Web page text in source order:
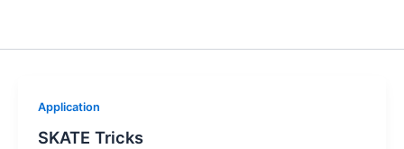
Application
SKATE Tricks